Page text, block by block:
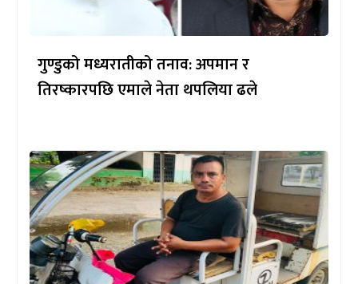
गुण्डुको मध्यरातीको तनाव: अपमान र
तिरष्कारपछि एमाले नेता थपलिया ढले